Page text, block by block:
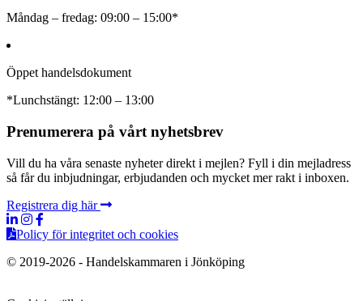
Måndag – fredag: 09:00 – 15:00*
Öppet handelsdokument
*Lunchstängt: 12:00 – 13:00
Prenumerera på vårt nyhetsbrev
Vill du ha våra senaste nyheter direkt i mejlen? Fyll i din mejladress
så får du inbjudningar, erbjudanden och mycket mer rakt i inboxen.
Registrera dig här
Policy för integritet och cookies
© 2019-2026 - Handelskammaren i Jönköping